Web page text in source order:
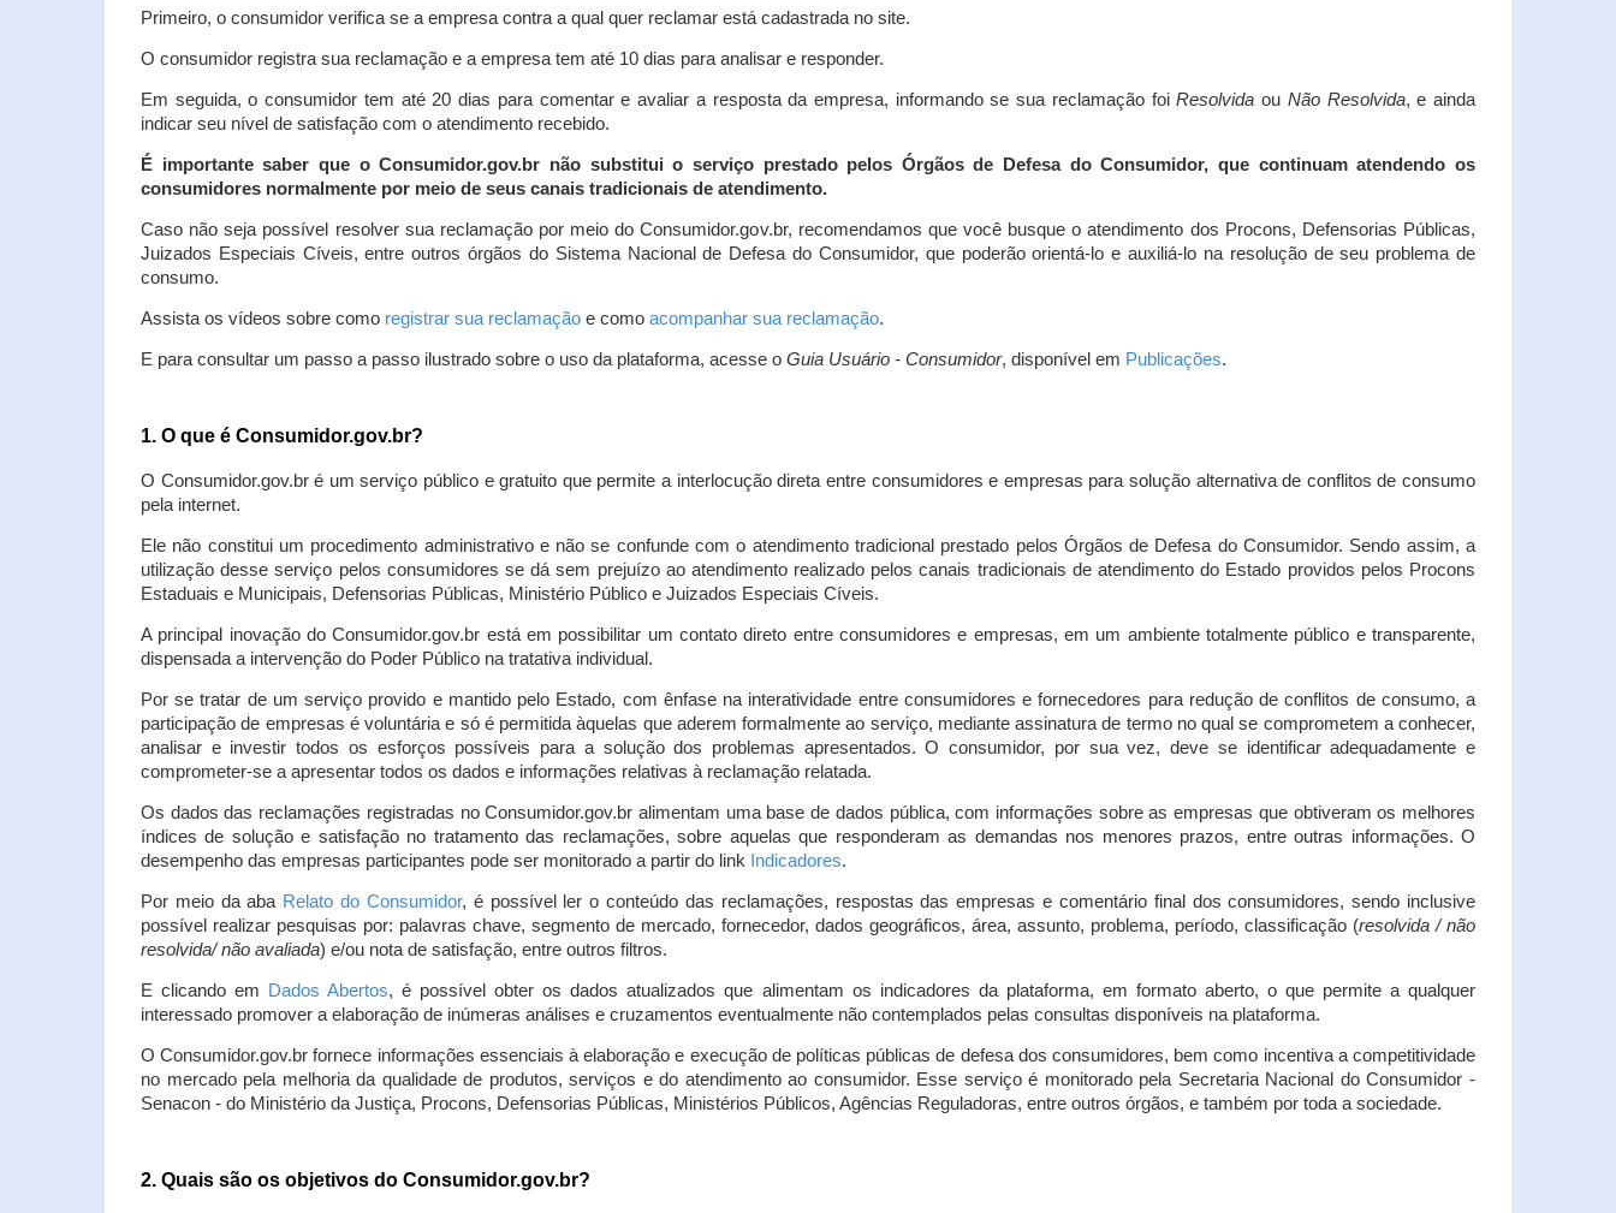
Primeiro, o consumidor verifica se a empresa contra a qual quer reclamar está cadastrada no site.
O consumidor registra sua reclamação e a empresa tem até 10 dias para analisar e responder.
Em seguida, o consumidor tem até 20 dias para comentar e avaliar a resposta da empresa, informando se sua reclamação foiResolvida ou Não Resolvida, e ainda
indicar seu nível de satisfação com o atendimento recebido.
É importante saber que o Consumidor.gov.br não substitui o serviço prestado pelos Órgãos de Defesa do Consumidor, que continuam atendendo os
consumidores normalmente por meio de seus canais tradicionais de atendimento.
Caso não seja possível resolver sua reclamação por meio do Consumidor.gov.br, recomendamos que você busque o atendimento dos Procons, Defensorias Públicas,
Juizados Especiais Cíveis, entre outros órgãos do Sistema Nacional de Defesa do Consumidor, que poderão orientá-lo e auxiliá-lo na resolução de seu problema de
consumo.
Assista os vídeos sobre como registrar sua reclamação e como acompanhar sua reclamação.
E para consultar um passo a passo ilustrado sobre o uso da plataforma, acesse o Guia Usuário - Consumidor, disponível em Publicações.
1. O que é Consumidor.gov.br?
O Consumidor.gov.br é um serviço público e gratuito que permite a interlocução direta entre consumidores e empresas para solução alternativa de conflitos de consumo
pela internet.
Ele não constitui um procedimento administrativo e não se confunde com o atendimento tradicional prestado pelos Órgãos de Defesa do Consumidor. Sendo assim, a
utilização desse serviço pelos consumidores se dá sem prejuízo ao atendimento realizado pelos canais tradicionais de atendimento do Estado providos pelos Procons
Estaduais e Municipais, Defensorias Públicas, Ministério Público e Juizados Especiais Cíveis.
A principal inovação do Consumidor.gov.br está em possibilitar um contato direto entre consumidores e empresas, em um ambiente totalmente público e transparente,
dispensada a intervenção do Poder Público na tratativa individual.
Por se tratar de um serviço provido e mantido pelo Estado, com ênfase na interatividade entre consumidores e fornecedores para redução de conflitos de consumo, a
participação de empresas é voluntária e só é permitida àquelas que aderem formalmente ao serviço, mediante assinatura de termo no qual se comprometem a conhecer,
analisar e investir todos os esforços possíveis para a solução dos problemas apresentados. O consumidor, por sua vez, deve se identificar adequadamente e
comprometer-se a apresentar todos os dados e informações relativas à reclamação relatada.
Os dados das reclamações registradas no Consumidor.gov.br alimentam uma base de dados pública, com informações sobre as empresas que obtiveram os melhores
índices de solução e satisfação no tratamento das reclamações, sobre aquelas que responderam as demandas nos menores prazos, entre outras informações. O
desempenho das empresas participantes pode ser monitorado a partir do link
Indicadores.
Por meio da aba Relato do Consumidor, é possível ler o conteúdo das reclamações, respostas das empresas e comentário final dos consumidores, sendo inclusive
possível realizar pesquisas por: palavras chave, segmento de mercado, fornecedor, dados geográficos, área, assunto, problema, período, classificação (resolvida / não
resolvida/ não avaliada) e/ou nota de satisfação, entre outros filtros.
E clicando em Dados Abertos, é possível obter os dados atualizados que alimentam os indicadores da plataforma, em formato aberto, o que permite a qualquer
interessado promover a elaboração de inúmeras análises e cruzamentos eventualmente não contemplados pelas consultas disponíveis na plataforma.
O Consumidor.gov.br fornece informações essenciais à elaboração e execução de políticas públicas de defesa dos consumidores, bem como incentiva a competitividade
no mercado pela melhoria da qualidade de produtos, serviços e do atendimento ao consumidor. Esse serviço é monitorado pela Secretaria Nacional do Consumidor -
Senacon - do Ministério da Justiça, Procons, Defensorias Públicas, Ministérios Públicos, Agências Reguladoras, entre outros órgãos, e também por toda a sociedade.
2. Quais são os objetivos do Consumidor.gov.br?